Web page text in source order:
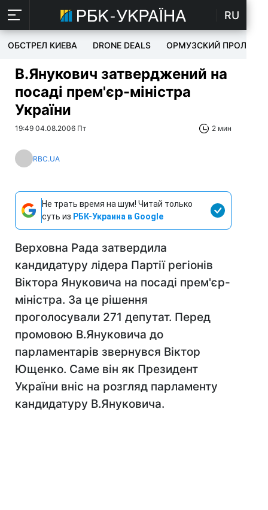
RU
ОБСТРЕЛ КИЕВА DRONE DEALS ОРМУЗСКИЙ ПРОЛИВ
В.Янукович затверджений на
посаді прем'єр-міністра
України
19:49 04.08.2006 Пт 2 мин
RBC.UA
Не трать время на шум! Читай только
суть из РБК-Украина в Google
Верховна Рада затвердила
кандидатуру лідера Партії регіонів
Віктора Януковича на посаді прем'єр-
міністра. За це рішення
проголосували 271 депутат. Перед
промовою В.Януковича до
парламентарів звернувся Віктор
Ющенко. Саме він як Президент
України вніс на розгляд парламенту
кандидатуру В.Януковича.